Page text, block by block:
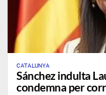
CATALUNYA
Sánchez indulta
condemna per